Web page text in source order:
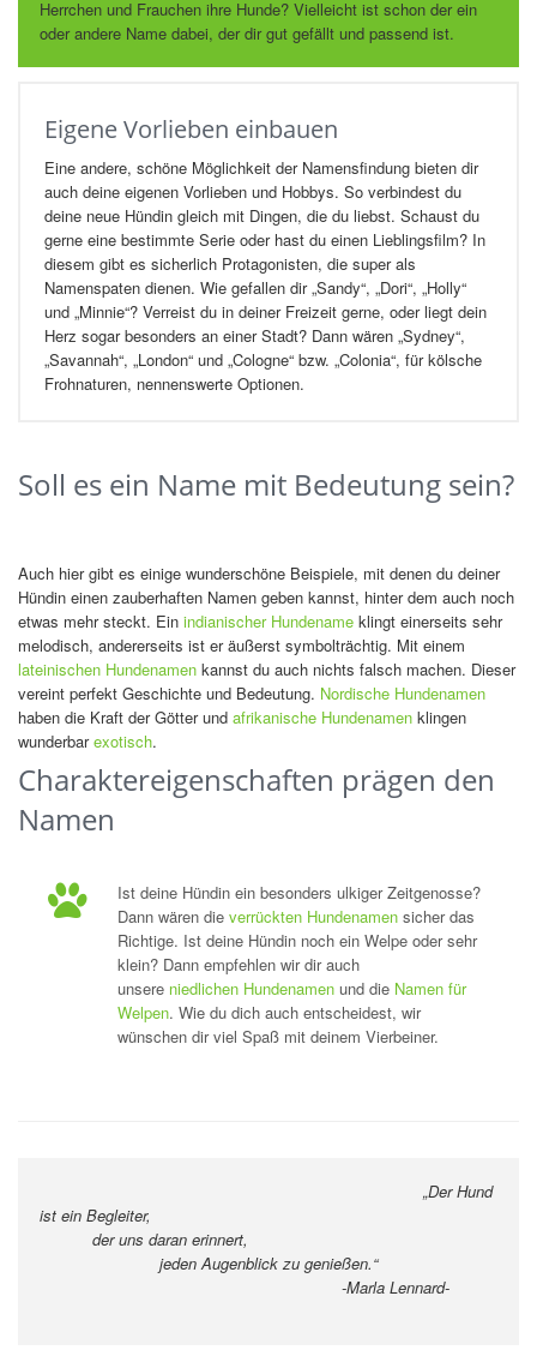
Herrchen und Frauchen ihre Hunde? Vielleicht ist schon der ein
oder andere Name dabei, der dir gut gefällt und passend ist.
Eigene Vorlieben einbauen
Eine andere, schöne Möglichkeit der Namensfindung bieten dir
auch deine eigenen Vorlieben und Hobbys. So verbindest du
deine neue Hündin gleich mit Dingen, die du liebst. Schaust du
gerne eine bestimmte Serie oder hast du einen Lieblingsfilm? In
diesem gibt es sicherlich Protagonisten, die super als
Namenspaten dienen. Wie gefallen dir „Sandy“, „Dori“, „Holly“
und „Minnie“? Verreist du in deiner Freizeit gerne, oder liegt dein
Herz sogar besonders an einer Stadt? Dann wären „Sydney“,
„Savannah“, „London“ und „Cologne“ bzw. „Colonia“, für kölsche
Frohnaturen, nennenswerte Optionen.
Soll es ein Name mit Bedeutung sein?
Auch hier gibt es einige wunderschöne Beispiele, mit denen du deiner
Hündin einen zauberhaften Namen geben kannst, hinter dem auch noch
etwas mehr steckt. Ein indianischer Hundename klingt einerseits sehr
melodisch, andererseits ist er äußerst symbolträchtig. Mit einem
lateinischen Hundenamen kannst du auch nichts falsch machen. Dieser
vereint perfekt Geschichte und Bedeutung. Nordische Hundenamen
haben die Kraft der Götter und afrikanische Hundenamen klingen
wunderbarexotisch.
Charaktereigenschaften prägen den
Namen
Ist deine Hündin ein besonders ulkiger Zeitgenosse?
Dann wären die verrückten Hundenamen sicher das
Richtige. Ist deine Hündin noch ein Welpe oder sehr
klein? Dann empfehlen wir dir auch
unsere niedlichen Hundenamen und die Namen für
Welpen. Wie du dich auch entscheidest, wir
wünschen dir viel Spaß mit deinem Vierbeiner.
„Der Hund
ist ein Begleiter,
der uns daran erinnert,
jeden Augenblick zu genießen.“
-Marla Lennard-